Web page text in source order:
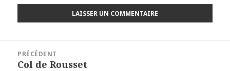
PRÉCÉDENT
Article
Col de Rousset